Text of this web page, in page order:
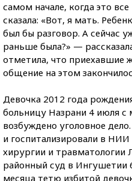
самом начале, когда это
сказала: «Вот, я мать.
был бы разговор. А сейчас
раньше была?» —
отметила, что приехавшие
общение на этом
Девочка 2012 года
больницу Назрани 4 июля
возбуждено уголовное
и госпитализировали в
хирургии и травматологии
районный суд в Ингушетии
месяца тетю избитой